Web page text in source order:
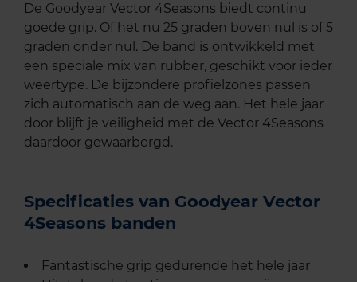
De Goodyear Vector 4Seasons biedt continu
goede grip. Of het nu 25 graden boven nul is of 5
graden onder nul. De band is ontwikkeld met
een speciale mix van rubber, geschikt voor ieder
weertype. De bijzondere profielzones passen
zich automatisch aan de weg aan. Het hele jaar
door blijft je veiligheid met de Vector 4Seasons
daardoor gewaarborgd.
Specificaties van Goodyear Vector
4Seasons banden
Fantastische grip gedurende het hele jaar